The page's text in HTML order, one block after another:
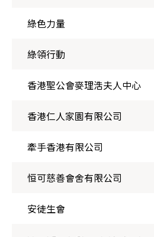
綠色力量
綠領行動
香港聖公會麥理浩夫人中心
香港仁人家園有限公司
牽手香港有限公司
恒可慈善會舍有限公司
安徒生會